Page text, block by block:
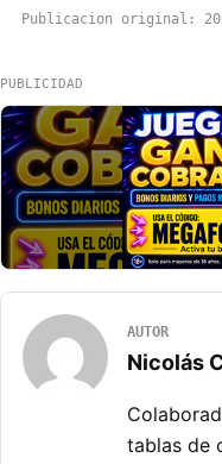
Publicacion original:
PUBLICIDAD
AUTOR
Nicolás
tablas de